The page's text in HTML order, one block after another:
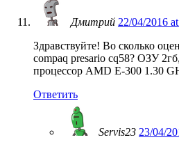
Дмитрий 22/04/2016
Здравствуйте! Во сколько
compaq presario cq58? ОЗУ
процессор AMD E-300 1.30
Ответить
Servis23 23/04/